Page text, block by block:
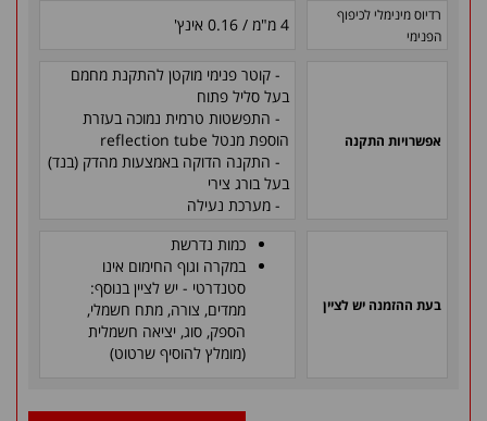
רדיוס מינימלי לכיפוף
הפנימי
4 מ"מ / 0.16 אינץ'
אפשרויות התקנה
- קוטר פנימי מוקטן להתקנת מחמם
בעל סליל פתוח
- התפשטות טרמית נמוכה בעזרת
הוספת מנטל reflection tube
- התקנה הדוקה באמצעות מהדק (בנד)
בעל בורג צירי
- מערכת נעילה
בעת ההזמנה יש לציין
כמות נדרשת
במקרה וגוף החימום אינו
סטנדרטי - יש לציין בנוסף:
ממדים, צורה, מתח חשמלי,
הספק, סוג, יציאה חשמלית
(מומלץ להוסיף שרטוט)